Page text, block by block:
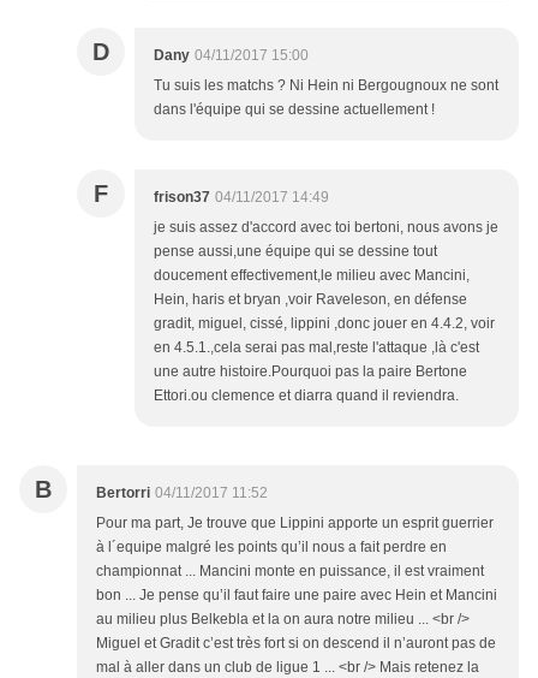
D Dany 04/11/2017 15:00
Tu suis les matchs ? Ni Hein ni Bergougnoux ne sont
dans l'équipe qui se dessine actuellement !
F frison37 04/11/2017 14:49
je suis assez d'accord avec toi bertoni, nous avons je
pense aussi,une équipe qui se dessine tout
doucement effectivement,le milieu avec Mancini,
Hein, haris et bryan ,voir Raveleson, en défense
gradit, miguel, cissé, lippini ,donc jouer en 4.4.2, voir
en 4.5.1.,cela serai pas mal,reste l'attaque ,là c'est
une autre histoire.Pourquoi pas la paire Bertone
Ettori.ou clemence et diarra quand il reviendra.
B Bertorri 04/11/2017 11:52
Pour ma part, Je trouve que Lippini apporte un esprit guerrier
à l´equipe malgré les points qu’il nous a fait perdre en
championnat ... Mancini monte en puissance, il est vraiment
bon ... Je pense qu’il faut faire une paire avec Hein et Mancini
au milieu plus Belkebla et la on aura notre milieu ... <br />
Miguel et Gradit c’est très fort si on descend il n’auront pas de
mal à aller dans un club de ligue 1 ... <br /> Mais retenez la